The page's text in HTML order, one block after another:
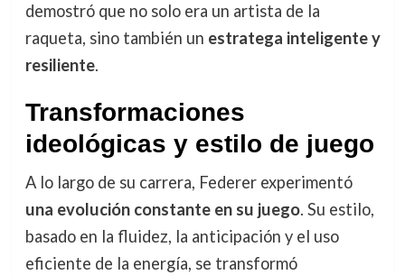
demostró que no solo era un artista de la
raqueta, sino también un estratega inteligente y
resiliente.
Transformaciones
ideológicas y estilo de juego
A lo largo de su carrera, Federer experimentó
una evolución constante en su juego. Su estilo,
basado en la fluidez, la anticipación y el uso
eficiente de la energía, se transformó